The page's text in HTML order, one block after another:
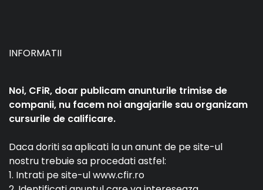
INFORMATII
Noi, CFiR, doar publicam anunturile trimise de
companii, nu facem noi angajarile sau organizam
cursurile de calificare.
Daca doriti sa aplicati la un anunt de pe site-ul
nostru trebuie sa procedati astfel:
1. Intrati pe site-ul www.cfir.ro